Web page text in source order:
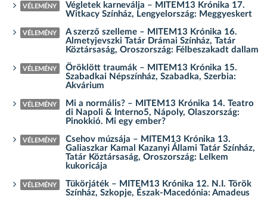
VÉLEMÉNY
Végletek karneválja – MITEM13 Krónika 17.
Witkacy Színház, Lengyelország: Meggyeskert
VÉLEMÉNY
A szerző szelleme – MITEM13 Krónika 16.
Almetyjevszki Tatár Drámai Színház, Tatár
Köztársaság, Oroszország: Félbeszakadt dallam
VÉLEMÉNY
Öröklött traumák – MITEM13 Krónika 15.
Szabadkai Népszínház, Szabadka, Szerbia:
Akvárium
VÉLEMÉNY
Mi a normális? – MITEM13 Krónika 14. Teatro
di Napoli & Interno5, Nápoly, Olaszország:
Pinokkió. Mi egy ember?
VÉLEMÉNY
Csehov múzsája – MITEM13 Krónika 13.
Galiaszkar Kamal Kazanyi Állami Tatár Színház,
Tatár Köztársaság, Oroszország: Lelkem
kukoricája
VÉLEMÉNY
Tükörjáték – MITEM13 Krónika 12. N.I. Török
Színház, Szkopje, Észak-Macedónia: Amadeus